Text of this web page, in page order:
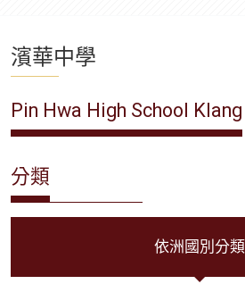
濱華中學
Pin Hwa High School Klang
分類
依洲國別分類